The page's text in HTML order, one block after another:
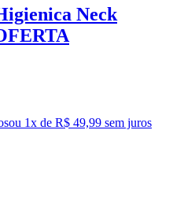
Neck
ou 1x de R$ 49,99 sem juros